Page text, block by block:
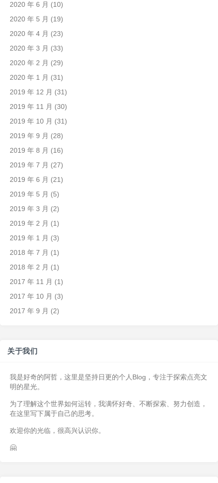
2020 年 6 月 (10)
2020 年 5 月 (19)
2020 年 4 月 (23)
2020 年 3 月 (33)
2020 年 2 月 (29)
2020 年 1 月 (31)
2019 年 12 月 (31)
2019 年 11 月 (30)
2019 年 10 月 (31)
2019 年 9 月 (28)
2019 年 8 月 (16)
2019 年 7 月 (27)
2019 年 6 月 (21)
2019 年 5 月 (5)
2019 年 3 月 (2)
2019 年 2 月 (1)
2019 年 1 月 (3)
2018 年 7 月 (1)
2018 年 2 月 (1)
2017 年 11 月 (1)
2017 年 10 月 (3)
2017 年 9 月 (2)
关于我们
我是好奇的阿哲，这里是坚持日更的个人Blog，专注于探索点亮文
明的星光。
为了理解这个世界如何运转，我满怀好奇、不断探索、努力创造，
在这里写下属于自己的思考。
欢迎你的光临，很高兴认识你。
🤗